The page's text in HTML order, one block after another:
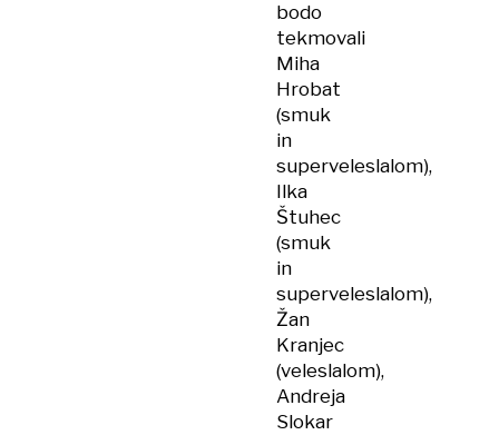
bodo
tekmovali
Miha
Hrobat
(smuk
in
superveleslalom),
Ilka
Štuhec
(smuk
in
superveleslalom),
Žan
Kranjec
(veleslalom),
Andreja
Slokar